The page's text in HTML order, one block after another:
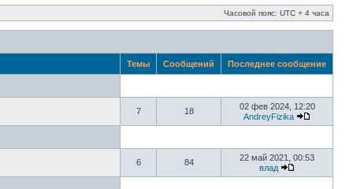
Часовой пояс: UTC + 4 часа
Темы Сообщений Последнее сообщение
7 18
02 фев 2024, 12:20
AndreyFizika
6 84
22 май 2021, 00:53
влад